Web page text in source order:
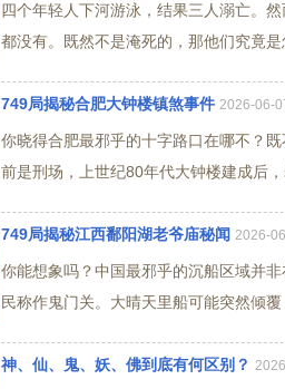
四个年轻人下河游泳，结果三人溺亡。
都没有。既然不是淹死的，那他们究竟
749局揭秘合肥大钟楼镇煞事件 2026-06-
你晓得合肥最邪乎的十字路口在哪不？
前是刑场，上世纪80年代大钟楼建成后
749局揭秘江西鄱阳湖老爷庙秘闻 2026-
你能想象吗？中国最邪乎的沉船区域并
民称作鬼门关。大晴天里船可能突然倾
神、仙、鬼、妖、佛到底有何区别？